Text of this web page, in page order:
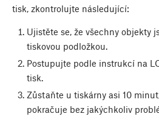
tisk, zkontrolujte následující:
Ujistěte se, že všechny objekty
tiskovou podložkou.
Postupujte podle instrukcí na
tisk.
Zůstaňte u tiskárny asi 10
pokračuje bez jakýchkoliv